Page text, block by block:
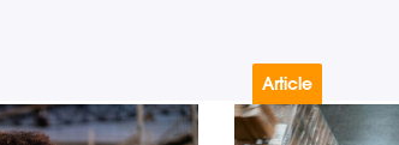
#Mobilité #Traçabilité
Article
#Communication